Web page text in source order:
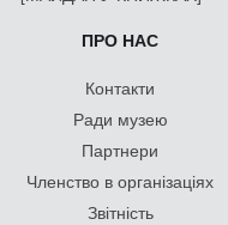
ПРО НАС
Контакти
Ради музею
Партнери
Членство в організаціях
Звітність